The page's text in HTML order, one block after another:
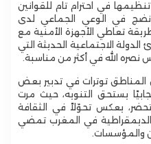
في احترام تام للقوانين
نضج في الوعي الجماعي لدى
تعاطي الأجهزة الأمنية مع
الدولة الاجتماعية الحديثة التي
نصره الله في أكثر من مناسبة.
توترات في تدبير بعض
يستحق التنويه، حيث مرت
يعكس تحوّلاً في الثقافة
الديمقراطية في المغرب تمضي
والمؤسسات.